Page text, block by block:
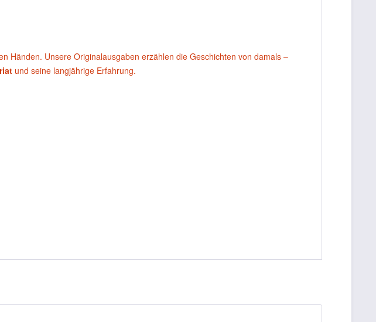
Händen. Unsere Originalausgaben erzählen die Geschichten von damals –
und seine langjährige Erfahrung.